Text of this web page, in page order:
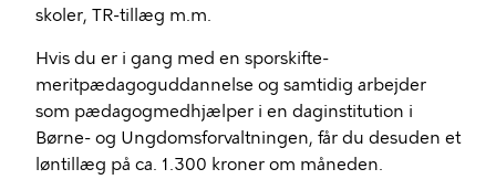
skoler, TR-tillæg m.m.
Hvis du er i gang med en sporskifte-
meritpædagoguddannelse og samtidig arbejder
som pædagogmedhjælper i en daginstitution i
Børne- og Ungdomsforvaltningen, får du desuden et
løntillæg på ca. 1.300 kroner om måneden.